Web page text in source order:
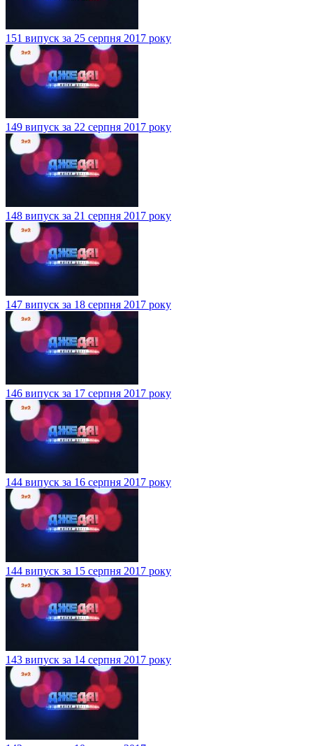
151 випуск за 25 серпня 2017 року
149 випуск за 22 серпня 2017 року
148 випуск за 21 серпня 2017 року
147 випуск за 18 серпня 2017 року
146 випуск за 17 серпня 2017 року
144 випуск за 16 серпня 2017 року
144 випуск за 15 серпня 2017 року
143 випуск за 14 серпня 2017 року